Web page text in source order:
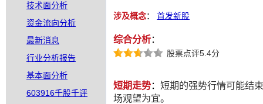
技术面分析
资金流向分析
最新消息
行业分析报告
基本面分析
603916千股千评
涉及概念： 首发新股
综合分析：
股票点评5.4分
短期走势： 短期的强势行情可能结
场观望为宜。